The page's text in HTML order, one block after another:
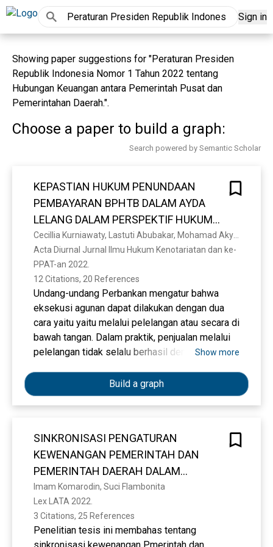
Sign in
Showing paper suggestions for "Peraturan Presiden
Republik Indonesia Nomor 1 Tahun 2022 tentang
Hubungan Keuangan antara Pemerintah Pusat dan
Pemerintahan Daerah.".
Choose a paper to build a graph:
Search powered by Semantic Scholar
KEPASTIAN HUKUM PENUNDAAN
PEMBAYARAN BPHTB DALAM AYDA
LELANG DALAM PERSPEKTIF HUKUM
PERBANKAN DAN UNDANG-UNDANG
NOMOR 1 TAHUN 2022 TENTANG
HUBUNGAN KEUANGAN ANTARA
PEMERINTAH PUSAT DAN DAERAH
Acta Diurnal Jurnal Ilmu Hukum Kenotariatan dan ke-
PPAT-an 2022.
12 Citations, 20 References
Undang-undang Perbankan mengatur bahwa
eksekusi agunan dapat dilakukan dengan dua
cara yaitu yaitu melalui pelelangan atau secara di
bawah tangan. Dalam praktik, penjualan melalui
pelelangan tidak selalu berhasil dengan cepat.
pengambilalihan agunan yaitu dengan cara
membeli melalui lelang (AYDA). AYDA atas
pengalihan tanah dan/atau bangunan akan
berupa BPHTB. Dalam UU Perbankan, kewajiban
bank sebagai pembeli dapat ditunda dalam
jangka waktu 1 (satu) tahun sampai bank
menemukan pembeli AYDA. Tulisan ini mengkaji
pemenuhan kewajiban BPHTB dalam
pengambilalihan agunan tanah dan/atau
bangunan oleh bank melalui lelang dan kepastian
hukum penundaan kewajiban BPHTB-nya dalam
Show more
Build a graph
SINKRONISASI PENGATURAN
KEWENANGAN PEMERINTAH DAN
PEMERINTAH DAERAH DALAM
PENYELENGGARAAN KEHUTANAN DI
DAERAH (Studi Penerapan Pasal 14
Undang-Undang Nomor 23 Tahun 2014
tentang Pemerintahan Daerah Juncto
Imam Komarodin, Suci Flambonita
Lex LATA 2022.
3 Citations, 25 References
Penelitian tesis ini membahas tentang